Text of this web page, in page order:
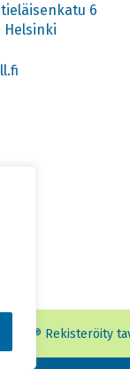
6
Helsinki
® Rekisteröity